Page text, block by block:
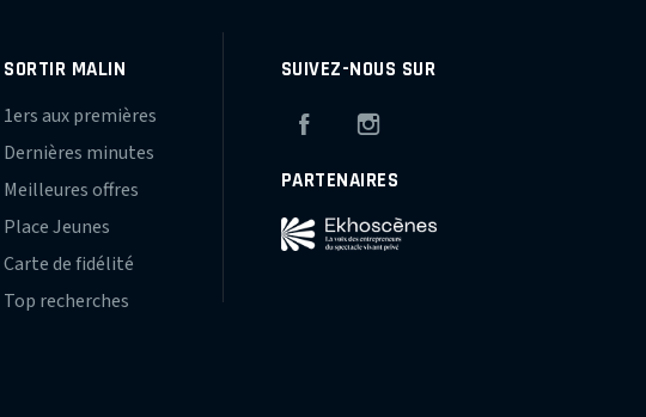
SORTIR MALIN
1ers aux premières
Dernières minutes
Meilleures offres
Place Jeunes
Carte de fidélité
Top recherches
SUIVEZ-NOUS SUR
Facebook
PARTENAIRES